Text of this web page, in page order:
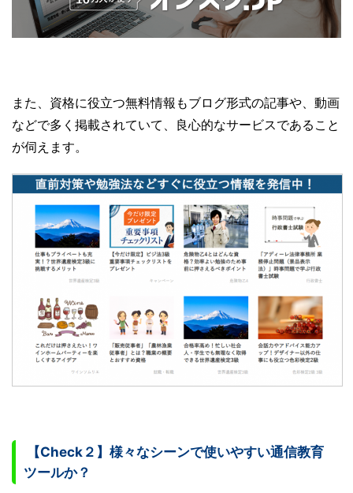
また、資格に役立つ無料情報もブログ形式の記事や、動画
などで多く掲載されていて、良心的なサービスであること
が伺えます。
【Check２】様々なシーンで使いやすい通信教育
ツールか？